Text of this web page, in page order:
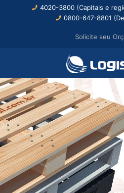
4020-3800 (Capitais e
0800-647-8801
Solicite seu